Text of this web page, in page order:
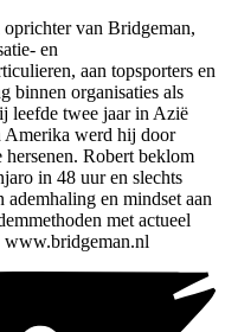
van Bridgeman,
en
aan topsporters en
binnen organisaties als
leefde twee jaar in Azië
Amerika werd hij door
Robert beklom
in 48 uur en slechts
en mindset aan
met actueel
www.bridgeman.nl